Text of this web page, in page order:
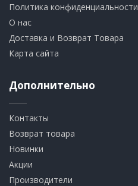
Политика конфиденциальности
О нас
Доставка и Возврат Товара
Карта сайта
Дополнительно
Контакты
Возврат товара
Новинки
Акции
Производители